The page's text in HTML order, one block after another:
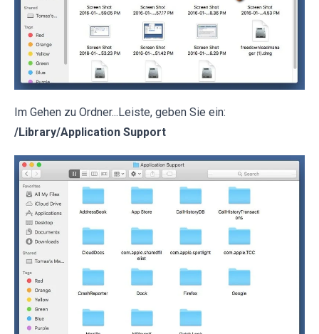
Im Gehen zu Ordner...Leiste, geben Sie ein:
/Library/Application Support